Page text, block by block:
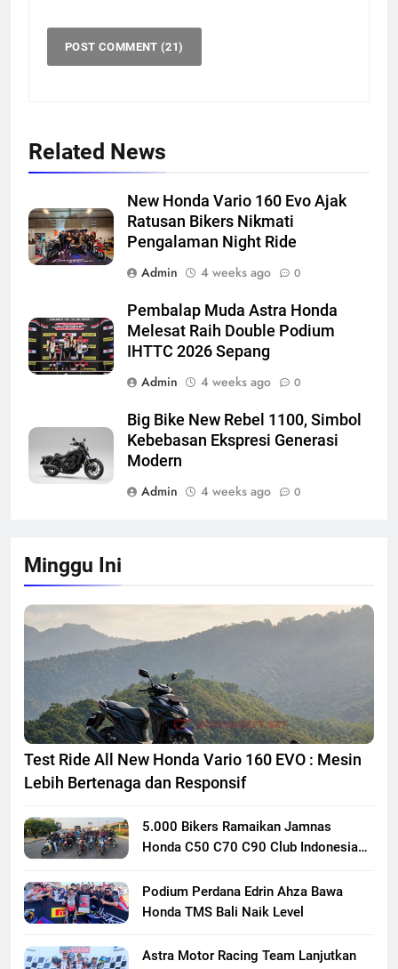
Related News
New Honda Vario 160 Evo Ajak
Ratusan Bikers Nikmati
Pengalaman Night Ride
Admin
4 weeks ago 0
Pembalap Muda Astra Honda
Melesat Raih Double Podium
IHTTC 2026 Sepang
Admin
4 weeks ago 0
Big Bike New Rebel 1100, Simbol
Kebebasan Ekspresi Generasi
Modern
Admin
4 weeks ago 0
Minggu Ini
Test Ride All New Honda Vario 160 EVO : Mesin
Lebih Bertenaga dan Responsif
5.000 Bikers Ramaikan Jamnas
Honda C50 C70 C90 Club Indonesia
Persaudaraan Pecinta Motor Klasik
Honda
Podium Perdana Edrin Ahza Bawa
Honda TMS Bali Naik Level
Astra Motor Racing Team Lanjutkan